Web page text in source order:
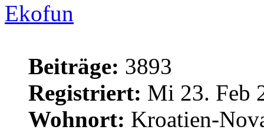
Ekofun
Beiträge: 3893
Registriert: Mi 23. Feb
Wohnort: Kroatien-